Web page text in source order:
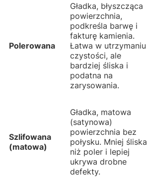
Polerowana
Gładka, błyszcząca
powierzchnia,
podkreśla barwę i
fakturę kamienia.
Łatwa w utrzymaniu
czystości, ale
bardziej śliska i
podatna na
zarysowania.
Szlifowana
(matowa)
Gładka, matowa
(satynowa)
powierzchnia bez
połysku. Mniej śliska
niż poler i lepiej
ukrywa drobne
defekty.